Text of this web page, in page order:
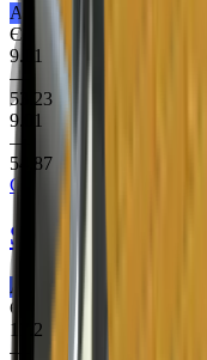
Армійське ПП
Є StatTrak
9.01
—
53.23
9.01
—
54.87
Clutch Case
SG 553
Армійське Гвинтівка
Є StatTrak
17.2
—